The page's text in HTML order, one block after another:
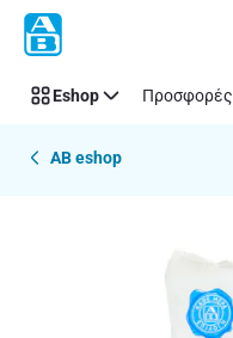
Παράλειψη
Eshop Προσφορές
AB eshop